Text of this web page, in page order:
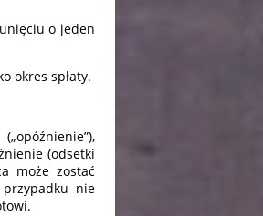
o jeden
okres spłaty.
(odsetki
może zostać
nie